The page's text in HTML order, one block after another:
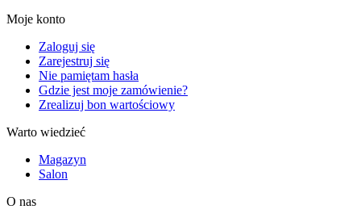
Moje konto
Zaloguj się
Zarejestruj się
Nie pamiętam hasła
Gdzie jest moje zamówienie?
Zrealizuj bon wartościowy
Warto wiedzieć
Magazyn
Salon
O nas